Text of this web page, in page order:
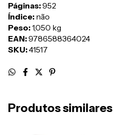
Páginas:952
Índice: não
Peso:1,050 kg
EAN:9786588364024
SKU:41517
Produtos similares